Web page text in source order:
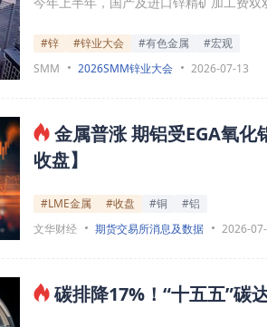
#锌 #锌业大会 #有色金属
#宏观
SMM
2026SMM锌业大会 2026-07-13
金属普涨 期铝受EGA氧
收盘】
#LME金属 #收盘 #铜
#铝
文华财经
期货交易所消息及数据 2026-
碳排降17%！“十五五”碳